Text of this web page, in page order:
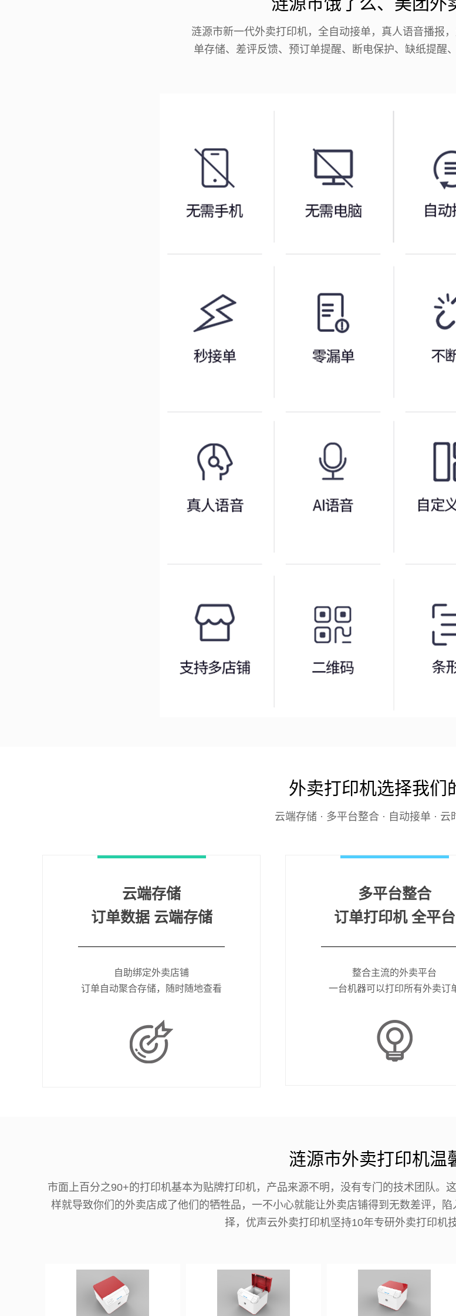
涟源市新一代外卖打印机，全自动接单，真人语音播报
单存储、差评反馈、预订单提醒、断电保护、缺纸提醒
外卖打印机选择我们
云端存储 · 多平台整合 · 自动接单 · 云
云端存储
订单数据 云端存储
自助绑定外卖店铺
订单自动聚合存储，随时随地查看
多平台整合
订单打印机 全平台
整合主流的外卖平台
一台机器可以打印所有外卖订
涟源市外卖打印机温
市面上百分之90+的打印机基本为贴牌打印机，产品来源不明，没有专门的技术团队。
样就导致你们的外卖店成了他们的牺牲品，一不小心就能让外卖店铺得到无数差评，
择，优声云外卖打印机坚持10年专研外卖打印机